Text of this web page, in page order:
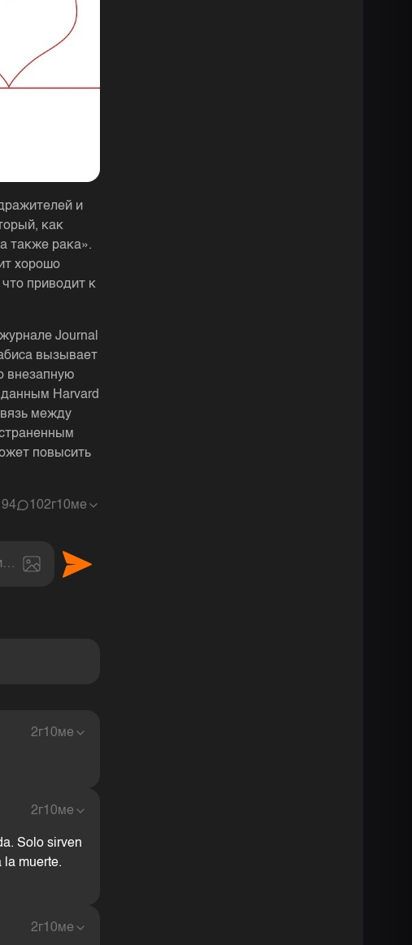
и
как
также рака».
хорошо
приводит к
Journal
вызывает
внезапную
Harvard
между
повысить
102г10ме
наслаждение <3
2г10ме
2г10ме
Solo sirven
la muerte.
2г10ме